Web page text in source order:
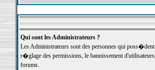
Qui sont les Administrateurs ?
Les Administrateurs sont des personnes qui
r�glage des permissions, le bannissement
forums.